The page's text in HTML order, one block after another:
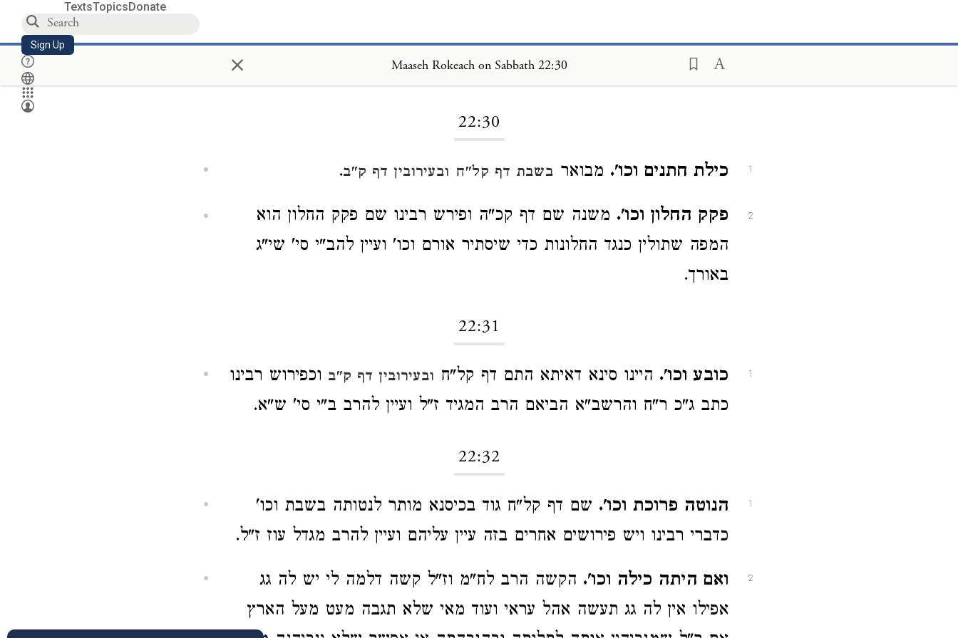
TextsTopicsDonate
Sign Up × Maaseh Rokeach on Sabbath 22:30
22:30
1 כילת חתנים וכו'. מבואר בשבת דף קל"ח ובעירובין דף ק"ב.
2 פקק החלון וכו'. משנה שם דף קכ"ה ופירש רבינו שם פקק החלון הוא
המפה שתולין כנגד החלונות כדי שיסתיר אורם וכו' ועיין להב"י סי' שי"ג
באורך.
22:31
1 כובע וכו'. היינו סינא דאיתא התם דף קל"ח ובעירובין דף ק"ב וכפירוש רבינו
כתב ג"כ ר"ח והרשב"א הביאם הרב המגיד ז"ל ועיין להרב ב"י סי' ש"א.
22:32
1 הנוטה פרוכת וכו'. שם דף קל"ח גוד בכיסנא מותר לנטותה בשבת וכו'
כדברי רבינו ויש פירושים אחרים בזה עיין עליהם ועיין להרב מגדל עוז ז"ל.
2 ואם היתה כילה וכו'. הקשה הרב לח"מ וז"ל קשה דלמה לי יש לה גג
אפילו אין לה גג תעשה אהל עראי ועוד מאי שלא תגבה מעט מעל הארץ